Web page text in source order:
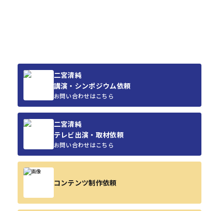
二宮清純
講演・シンポジウム依頼
お問い合わせはこちら
二宮清純
テレビ出演・取材依頼
お問い合わせはこちら
コンテンツ制作依頼